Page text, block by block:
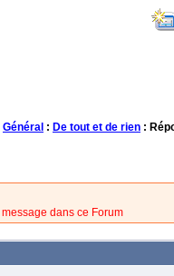
Général : De tout et de rien :
dans ce Forum